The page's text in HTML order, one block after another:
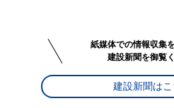
紙媒体での情報収集
建設新聞を御覧
建設新聞はこ